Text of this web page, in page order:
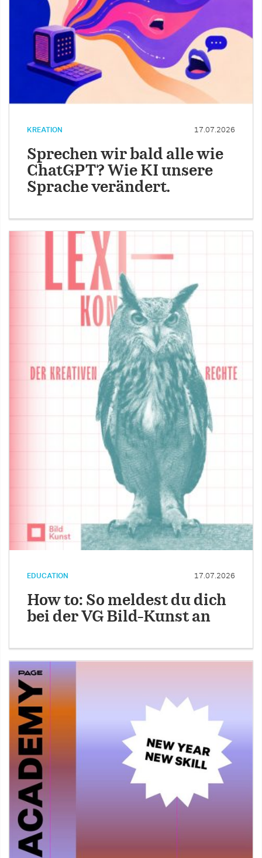
KREATION 17.07.2026
Sprechen wir bald alle wie
ChatGPT? Wie KI unsere
Sprache verändert.
EDUCATION 17.07.2026
How to: So meldest du dich
bei der VG Bild-Kunst an